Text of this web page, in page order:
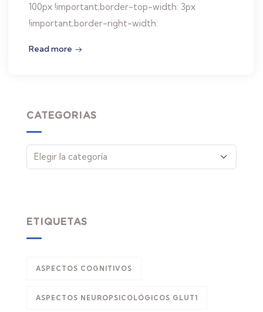
100px !important;border-top-width: 3px
!important;border-right-width:
Read more
CATEGORIAS
ETIQUETAS
ASPECTOS COGNITIVOS
ASPECTOS NEUROPSICOLÓGICOS GLUT1